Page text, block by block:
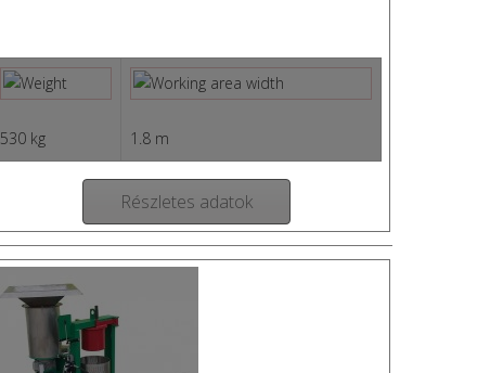
530 kg 1.8 m
Részletes adatok